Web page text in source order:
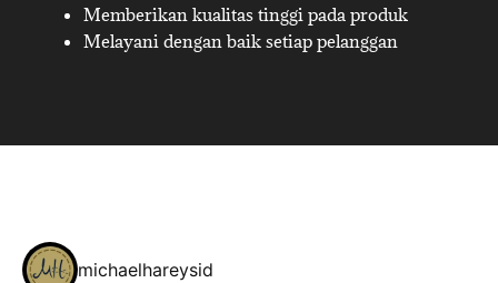
Memberikan kualitas tinggi pada produk
Melayani dengan baik setiap pelanggan
michaelhareysid